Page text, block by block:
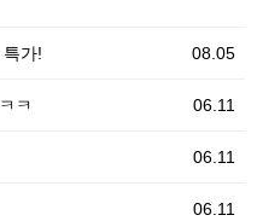
08.05
가!
06.11
ㅋ
06.11
06.11